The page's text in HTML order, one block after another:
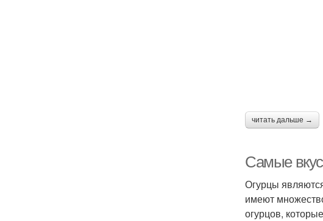
читать дальше →
Самые
Огурцы
имеют
огурцов,